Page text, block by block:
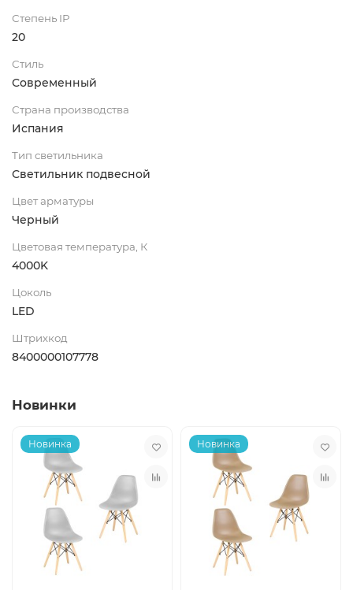
Степень IP
20
Стиль
Современный
Страна производства
Испания
Тип светильника
Светильник подвесной
Цвет арматуры
Черный
Цветовая температура, К
4000K
Цоколь
LED
Штрихкод
8400000107778
Новинки
Новинка Новинка